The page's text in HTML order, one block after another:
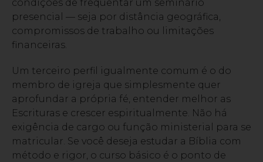
condições de frequentar um seminário
presencial — seja por distância geográfica,
compromissos de trabalho ou limitações
financeiras.
Um terceiro perfil igualmente comum é o do
membro de igreja que simplesmente quer
aprofundar a própria fé, entender melhor as
Escrituras e crescer espiritualmente. Não há
exigência de cargo ou função ministerial para se
matricular. Se você deseja estudar a Bíblia com
método e rigor, o curso básico é o ponto de